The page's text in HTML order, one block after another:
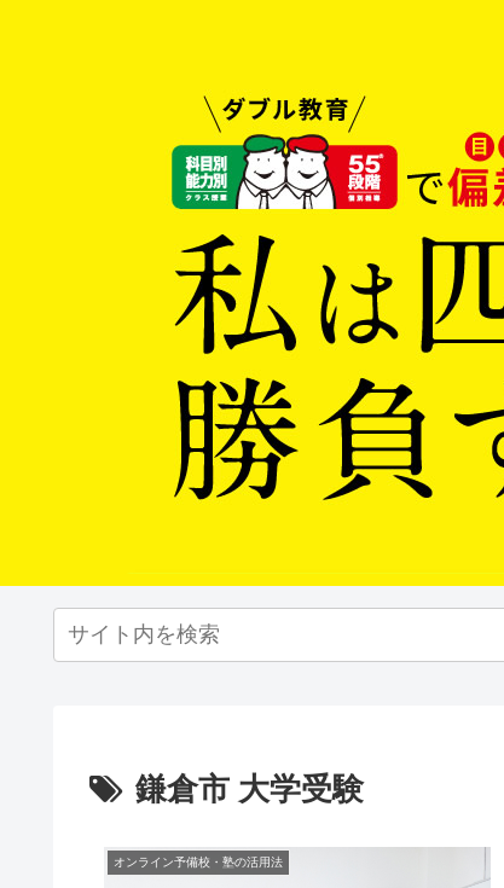
鎌倉市 大学受験
オンライン予備校・塾の活用法